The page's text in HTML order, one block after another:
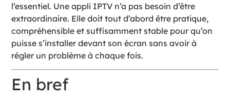
l’essentiel. Une appli IPTV n’a pas besoin d’être
extraordinaire. Elle doit tout d’abord être pratique,
compréhensible et suffisamment stable pour qu’on
puisse s’installer devant son écran sans avoir à
régler un problème à chaque fois.
En bref